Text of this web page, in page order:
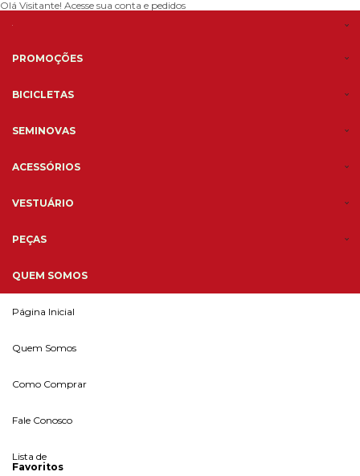
Olá Visitante! Acesse sua conta e pedidos
PROMOÇÕES
BICICLETAS
SEMINOVAS
ACESSÓRIOS
VESTUÁRIO
PEÇAS
QUEM SOMOS
Página Inicial
Quem Somos
Como Comprar
Fale Conosco
Lista de
Favoritos